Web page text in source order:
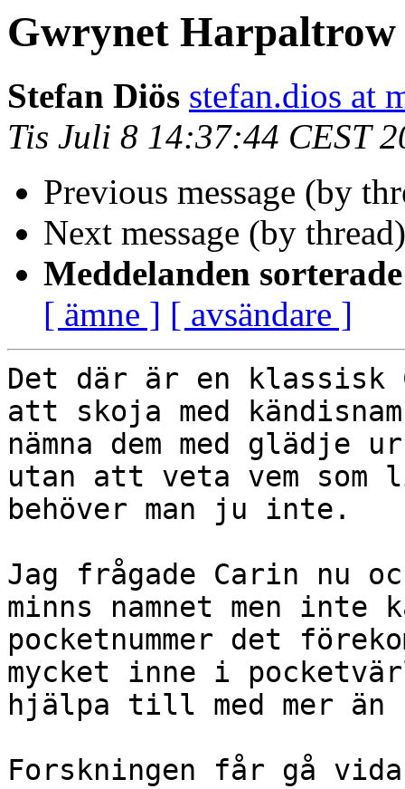
Gwrynet Harpaltrow
Stefan Diös stefan.dios at
Tis Juli 8 14:37:44 CEST
Previous message (by
Next message (by
Meddelanden
[ ämne ] [ avsändare ]
Det där är en klassisk
att skoja med
nämna dem med
utan att veta vem som
behöver man ju inte.
Jag frågade Carin nu
minns namnet men
pocketnummer det
mycket inne i
hjälpa till med mer än
Forskningen får gå